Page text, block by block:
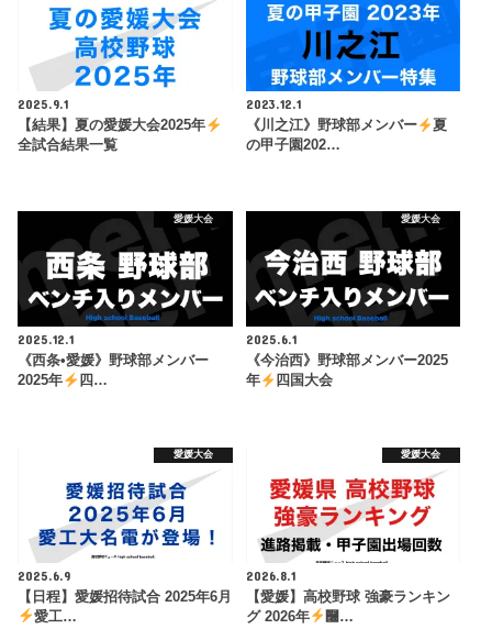
2025.9.1
【結果】夏の愛媛大会2025年
全試合結果一覧
2023.12.1
《川之江》野球部メンバー
夏
の甲子園202…
愛媛大会
2025.12.1
《西条•愛媛》野球部メンバー
2025年
四…
愛媛大会
2025.6.1
《今治西》野球部メンバー2025
年
四国大会
愛媛大会
2025.6.9
【日程】愛媛招待試合 2025年6月
愛工…
愛媛大会
2026.8.1
【愛媛】高校野球 強豪ランキン
グ 2026年
࿠…